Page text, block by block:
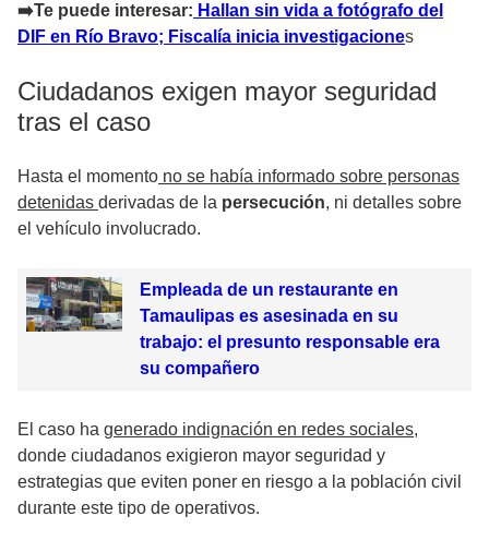
➡️Te puede interesar: Hallan sin vida a fotógrafo del
DIF en Río Bravo; Fiscalía inicia investigaciones
Ciudadanos exigen mayor seguridad
tras el caso
Hasta el momento no se había informado sobre personas
detenidas derivadas de la persecución, ni detalles sobre
el vehículo involucrado.
Empleada de un restaurante en
Tamaulipas es asesinada en su
trabajo: el presunto responsable era
su compañero
El caso ha generado indignación en redes sociales,
donde ciudadanos exigieron mayor seguridad y
estrategias que eviten poner en riesgo a la población civil
durante este tipo de operativos.